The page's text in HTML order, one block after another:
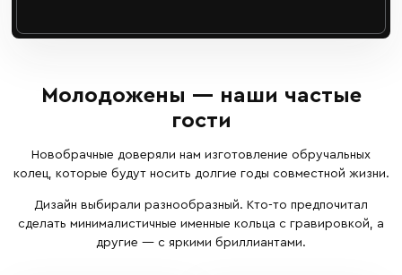
Молодожены — наши частые
гости
Новобрачные доверяли нам изготовление обручальных
колец, которые будут носить долгие годы совместной жизни.
Дизайн выбирали разнообразный. Кто-то предпочитал
сделать минималистичные именные кольца с гравировкой, а
другие — с яркими бриллиантами.